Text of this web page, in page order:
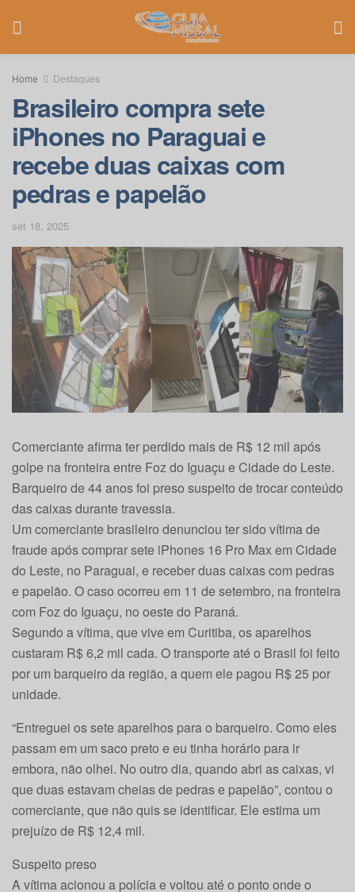
Home Destaques
Brasileiro compra sete
iPhones no Paraguai e
recebe duas caixas com
pedras e papelão
set 18, 2025
Comerciante afirma ter perdido mais de R$ 12 mil após
golpe na fronteira entre Foz do Iguaçu e Cidade do Leste.
Barqueiro de 44 anos foi preso suspeito de trocar conteúdo
das caixas durante travessia.
Um comerciante brasileiro denunciou ter sido vítima de
fraude após comprar sete iPhones 16 Pro Max em Cidade
do Leste, no Paraguai, e receber duas caixas com pedras
e papelão. O caso ocorreu em 11 de setembro, na fronteira
com Foz do Iguaçu, no oeste do Paraná.
Segundo a vítima, que vive em Curitiba, os aparelhos
custaram R$ 6,2 mil cada. O transporte até o Brasil foi feito
por um barqueiro da região, a quem ele pagou R$ 25 por
unidade.
“Entreguei os sete aparelhos para o barqueiro. Como eles
passam em um saco preto e eu tinha horário para ir
embora, não olhei. No outro dia, quando abri as caixas, vi
que duas estavam cheias de pedras e papelão”, contou o
comerciante, que não quis se identificar. Ele estima um
prejuízo de R$ 12,4 mil.
Suspeito preso
A vítima acionou a polícia e voltou até o ponto onde o